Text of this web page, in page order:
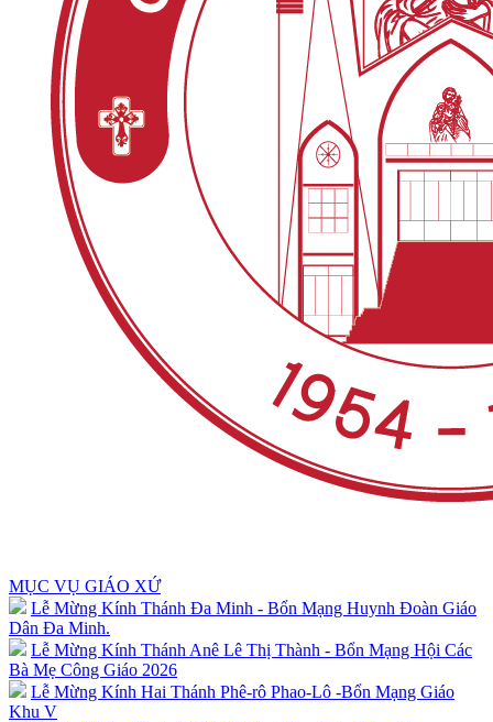
MỤC VỤ GIÁO XỨ
Lễ Mừng Kính Thánh Đa Minh - Bổn Mạng Huynh Đoàn Giáo
Dân Đa Minh.
Lễ Mừng Kính Thánh Anê Lê Thị Thành - Bổn Mạng Hội Các
Bà Mẹ Công Giáo 2026
Lễ Mừng Kính Hai Thánh Phê-rô Phao-Lô -Bổn Mạng Giáo
Khu V